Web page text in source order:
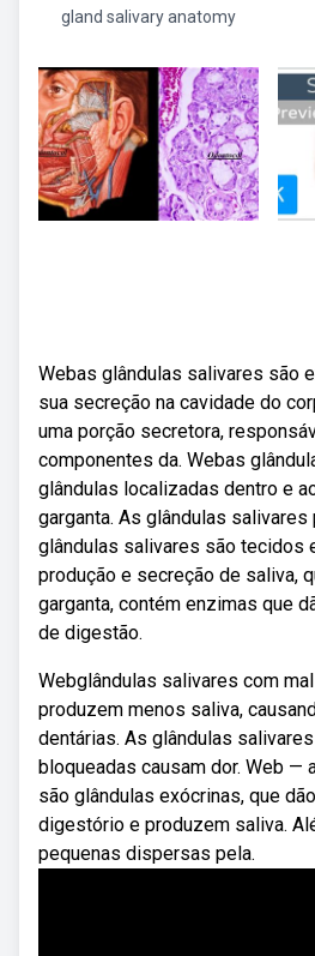
gland salivary anatomy
Webas glândulas salivares são
sua secreção na cavidade do
uma porção secretora,
componentes da. Webas
glândulas localizadas dentro e
garganta. As glândulas
glândulas salivares são tecidos
produção e secreção de saliva,
garganta, contém enzimas que
de digestão.
Webglândulas salivares com
produzem menos saliva,
dentárias. As glândulas
bloqueadas causam dor. Web —
são glândulas exócrinas, que
digestório e produzem saliva.
pequenas dispersas pela.